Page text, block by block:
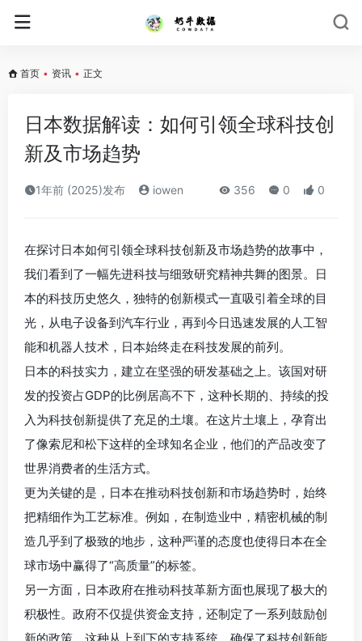
首页 • 资讯 • 正文
日本数据解读：如何引领全球科技创
新及市场趋势
1年前 (2025)发布 iowen 356 0 0
在探讨日本如何引领全球科技创新及市场趋势的故事中，
我们看到了一幅先进科技与细致研究精神共舞的图景。日
本的科技历史悠久，独特的创新模式一直吸引着全球的目
光，从电子设备到汽车行业，再到今日迅速发展的人工智
能和机器人技术，日本始终走在科技发展的前列。
日本的科技实力，建立在坚强的研发基础之上。该国对研
发的投资占GDP的比例居高不下，这种长期的、持续的投
入为科技创新提供了充足的土壤。在这片土壤上，孕育出
了像索尼和松下这样的全球知名企业，他们的产品改变了
世界消费者的生活方式。
更为关键的是，日本在推动科技创新和市场趋势时，始终
把精细作为工艺标准。例如，在制造业中，精密机械的制
造几乎到了极致的地步，这种严谨的态度也使得日本在全
球市场中赢得了“高质量”的标签。
另一方面，日本政府在推动科技革新方面也展现了极大的
积极性。政府不仅提供资金支持，还制定了一系列鼓励创